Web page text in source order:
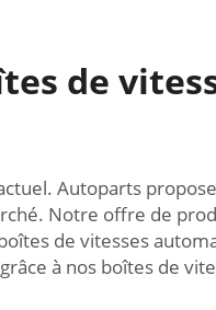
de
Autoparts
Notre offre de
de vitesses
à nos boîtes de